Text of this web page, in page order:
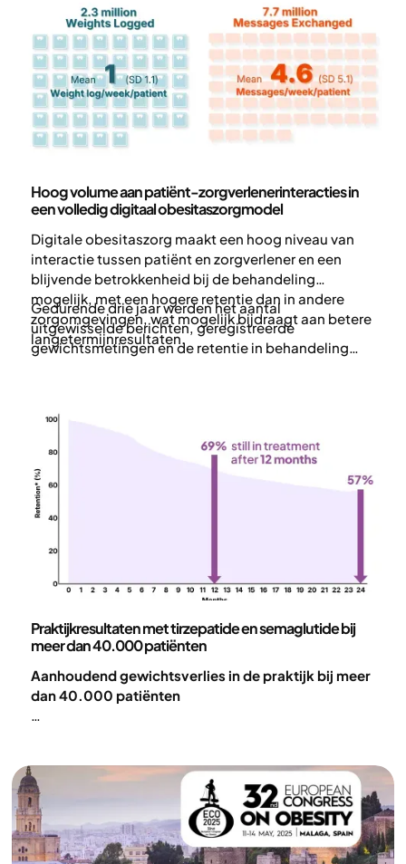
zorg en continuïteit van behandeling onevenredig
beperkten.
Hoog volume aan patiënt-zorgverlenerinteracties in
een volledig digitaal obesitaszorgmodel
Digitale obesitaszorg maakt een hoog niveau van
interactie tussen patiënt en zorgverlener en een
blijvende betrokkenheid bij de behandeling
mogelijk, met een hogere retentie dan in andere
zorgomgevingen, wat mogelijk bijdraagt aan betere
langetermijnresultaten.
Gedurende drie jaar werden het aantal
uitgewisselde berichten, geregistreerde
gewichtsmetingen en de retentie in behandeling
Praktijkresultaten met tirzepatide en semaglutide bij
meer dan 40.000 patiënten
Aanhoudend gewichtsverlies in de praktijk bij meer
dan 40.000 patiënten
tot aanzienlijk gewichtsverlies. De resultaten bleven
behouden tot 24 maanden, waarbij 57% van de
patiënten nog steeds in behandeling was. Dit
onderstreept de sterke langetermijneffectiviteit in
de dagelijkse zorgpraktijk.